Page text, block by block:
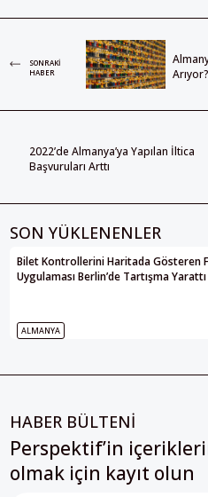
SONRAKI
HABER
Arıyor?
2022’de Almanya’ya Yapılan İltica
Başvuruları Arttı
SON YÜKLENENLER
Bilet Kontrollerini Haritada Gösteren
Uygulaması Berlin’de Tartışma Yarattı
ALMANYA
HABER BÜLTENİ
Perspektif’in
olmak için kayıt olun